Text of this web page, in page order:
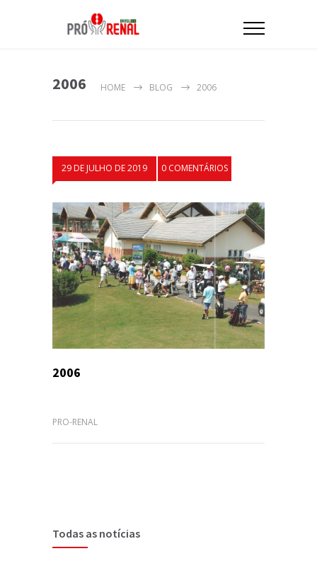
2006 HOME BLOG 2006
29 DE JULHO DE 2019 0 COMENTÁRIOS
2006
PRO-RENAL
Todas as notícias